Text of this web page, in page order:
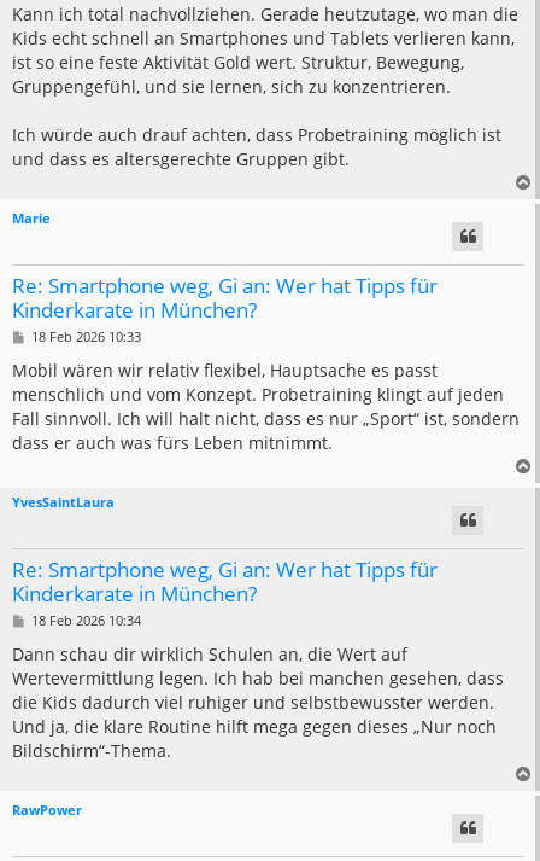
i
r
a
g
Kann ich total nachvollziehen. Gerade heutzutage, wo man die
Kids echt schnell an Smartphones und Tablets verlieren kann,
ist so eine feste Aktivität Gold wert. Struktur, Bewegung,
Gruppengefühl, und sie lernen, sich zu konzentrieren.
Ich würde auch drauf achten, dass Probetraining möglich ist
und dass es altersgerechte Gruppen gibt.
Marie
Re: Smartphone weg, Gi an: Wer hat Tipps für
Kinderkarate in München?
B
i
t
r
a
g
18 Feb 2026 10:33
Mobil wären wir relativ flexibel, Hauptsache es passt
menschlich und vom Konzept. Probetraining klingt auf jeden
Fall sinnvoll. Ich will halt nicht, dass es nur „Sport“ ist, sondern
dass er auch was fürs Leben mitnimmt.
YvesSaintLaura
Re: Smartphone weg, Gi an: Wer hat Tipps für
Kinderkarate in München?
B
i
t
r
a
g
18 Feb 2026 10:34
Dann schau dir wirklich Schulen an, die Wert auf
Wertevermittlung legen. Ich hab bei manchen gesehen, dass
die Kids dadurch viel ruhiger und selbstbewusster werden.
Und ja, die klare Routine hilft mega gegen dieses „Nur noch
Bildschirm“-Thema.
RawPower